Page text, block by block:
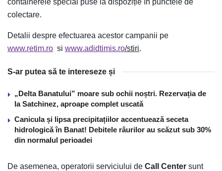
colectare.
Detalii despre efectuarea acestor campanii pe
www.retim.ro si www.adidtimis.ro/stiri.
S-ar putea să te intereseze și
„Delta Banatului” moare sub ochii noștri. Rezervația de
la Satchinez, aproape complet uscată
Canicula și lipsa precipitațiilor accentuează seceta
hidrologică în Banat! Debitele râurilor au scăzut sub 30%
din normalul perioadei
De asemenea, operatorii serviciului de Call Center sunt